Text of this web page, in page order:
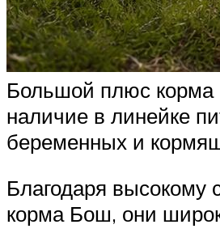
Большой плюс
наличие в линейке
беременных и
Благодаря высокому
корма Бош, они